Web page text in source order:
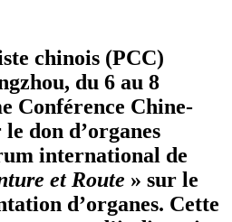
chinois (PCC)
du 6 au 8
Conférence Chine-
don d’organes
international de
et Route » sur le
d’organes. Cette